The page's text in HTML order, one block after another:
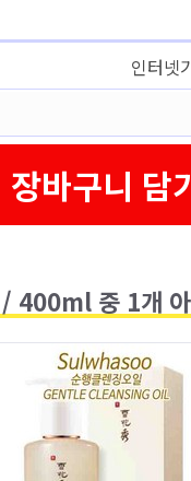
인터넷
장바구니 담
400ml 중 1개 아